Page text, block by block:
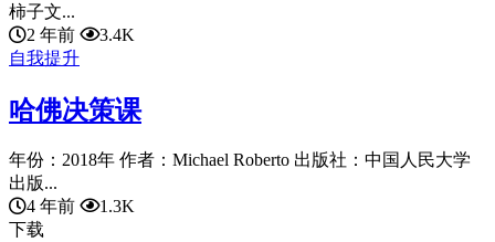
柿子文...
2 年前
3.4K
自我提升
哈佛决策课
年份：2018年 作者：Michael Roberto 出版社：中国人民大学
出版...
4 年前
1.3K
下载